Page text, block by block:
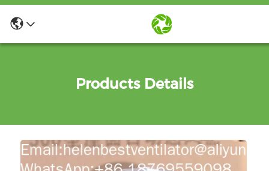
Products Details